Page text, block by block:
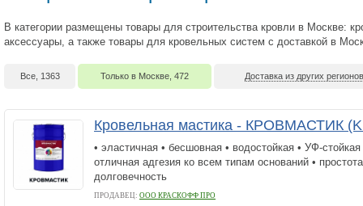
В категории размещены товары для строительства кровли в Москве:
аксессуары, а также товары для кровельных систем с доставкой в
Все, 1363 Только в Москве, 472 Доставка из других
Кровельная мастика - КРОВМАСТИК
• эластичная • бесшовная • водостойкая • УФ-стойкая
отличная адгезия ко всем типам оснований •
долговечность
ПРОДАВЕЦ: ООО КРАСКОФФ ПРО